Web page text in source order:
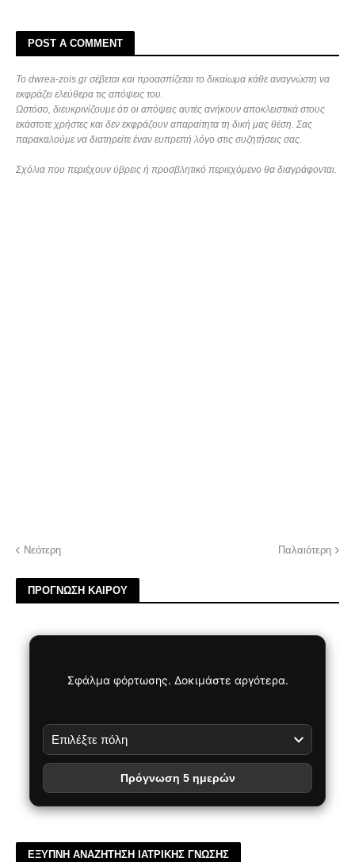
POST A COMMENT
Το dwrea-zois.gr σέβεται και προασπίζεται το δικαίωμα κάθε αναγνώστη να
εκφράζει ελεύθερα τις απόψεις του.
Ωστόσο, διευκρινίζουμε ότι οι απόψεις αυτές ανήκουν αποκλειστικά στους
εκάστοτε χρήστες και δεν εκφράζουν απαραίτητα τη δική μας θέση. Σας
παρακαλούμε να διατηρείτε έναν ευπρεπή λόγο στις συζητήσεις σας.
Σχόλια που περιέχουν ύβρεις ή προσβλητικό περιεχόμενο θα διαγράφονται.
Νεότερη Παλαιότερη
ΠΡΟΓΝΩΣΗ ΚΑΙΡΟΥ
Σφάλμα φόρτωσης. Δοκιμάστε αργότερα.
Πρόγνωση 5 ημερών
ΕΞΥΠΝΗ ΑΝΑΖΗΤΗΣΗ ΙΑΤΡΙΚΗΣ ΓΝΩΣΗΣ